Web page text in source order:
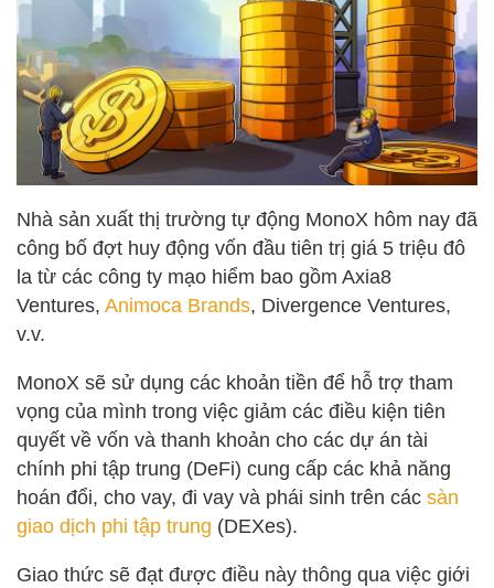
Nhà sản xuất thị trường tự động MonoX hôm nay đã
công bố đợt huy động vốn đầu tiên trị giá 5 triệu đô
la từ các công ty mạo hiểm bao gồm Axia8
Ventures, Animoca Brands, Divergence Ventures,
v.v.
MonoX sẽ sử dụng các khoản tiền để hỗ trợ tham
vọng của mình trong việc giảm các điều kiện tiên
quyết về vốn và thanh khoản cho các dự án tài
chính phi tập trung (DeFi) cung cấp các khả năng
hoán đổi, cho vay, đi vay và phái sinh trên các sàn
giao dịch phi tập trung (DEXes).
Giao thức sẽ đạt được điều này thông qua việc giới